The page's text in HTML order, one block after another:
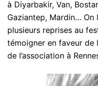
à Diyarbakir, Van,
Gaziantep, Mardin… On
plusieurs reprises au
témoigner en faveur de
de l’association à